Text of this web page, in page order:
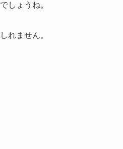
しょうね。
れません。